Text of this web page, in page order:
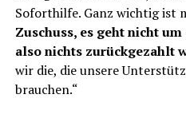
Sofort­hil­fe. Ganz wich­tig ist
Zuschuss, es geht nicht
also nichts zurück­ge­zahlt
wir die, die unse­re
brauchen.“